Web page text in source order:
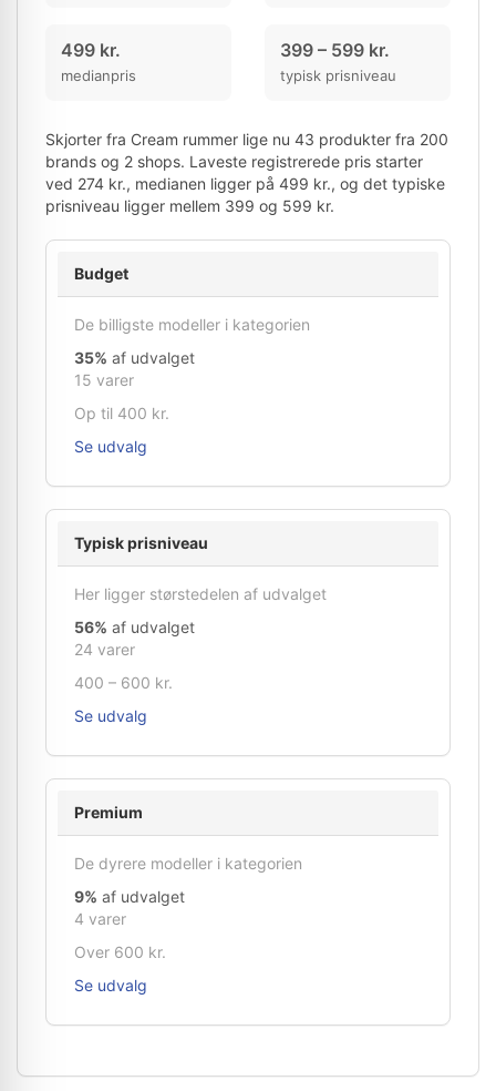
499 kr.
medianpris
399 – 599 kr.
typisk prisniveau
Skjorter fra Cream rummer lige nu 43 produkter fra 200
brands og 2 shops. Laveste registrerede pris starter
ved 274 kr., medianen ligger på 499 kr., og det typiske
prisniveau ligger mellem 399 og 599 kr.
Budget
De billigste modeller i kategorien
35% af udvalget
15 varer
Op til 400 kr.
Se udvalg
Typisk prisniveau
Her ligger størstedelen af udvalget
56% af udvalget
24 varer
400 – 600 kr.
Se udvalg
Premium
De dyrere modeller i kategorien
9% af udvalget
4 varer
Over 600 kr.
Se udvalg